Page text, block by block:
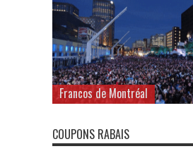
Francos de Montréal
COUPONS RABAIS